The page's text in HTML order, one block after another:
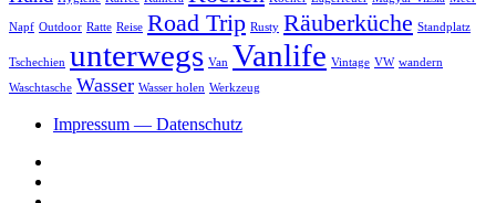
Napf Outdoor Ratte Reise Road Trip Rusty Räuberküche Standplatz
Tschechien unterwegs Van Vanlife Vintage VW wandern
Waschtasche Wasser Wasser holen Werkzeug
Impressum — Datenschutz